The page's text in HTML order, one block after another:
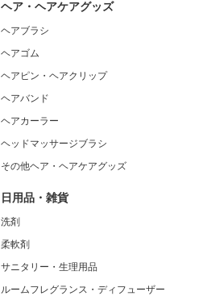
ヘア・ヘアケアグッズ
ヘアブラシ
ヘアゴム
ヘアピン・ヘアクリップ
ヘアバンド
ヘアカーラー
ヘッドマッサージブラシ
その他ヘア・ヘアケアグッズ
日用品・雑貨
洗剤
柔軟剤
サニタリー・生理用品
ルームフレグランス・ディフューザー